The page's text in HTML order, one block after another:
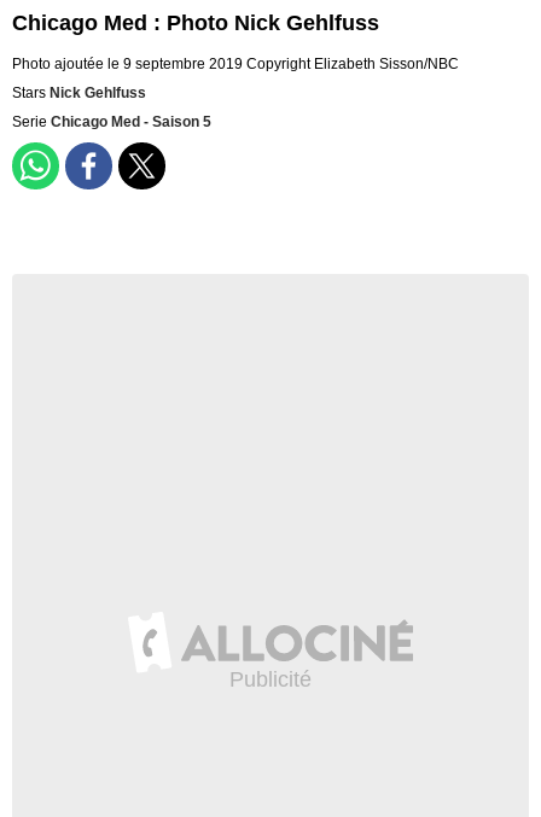
Chicago Med : Photo Nick Gehlfuss
Photo ajoutée le 9 septembre 2019 Copyright Elizabeth Sisson/NBC
Stars Nick Gehlfuss
Serie Chicago Med - Saison 5